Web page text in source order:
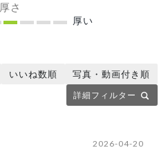
厚さ
厚い
詳細フィルター
いいね数順 写真・動画付き順
2026-04-20